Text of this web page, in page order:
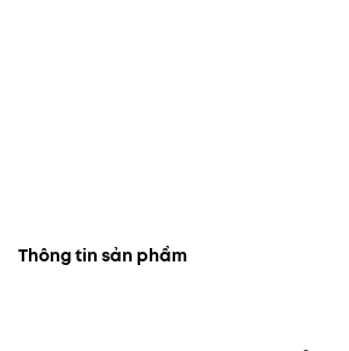
Thông tin sản phẩm